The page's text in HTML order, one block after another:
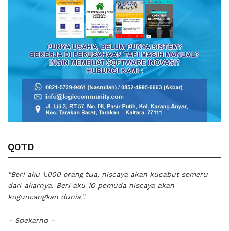
QOTD
“Beri aku 1.000 orang tua, niscaya akan kucabut semeru
dari akarnya. Beri aku 10 pemuda niscaya akan
kuguncangkan dunia.”.
– Soekarno –